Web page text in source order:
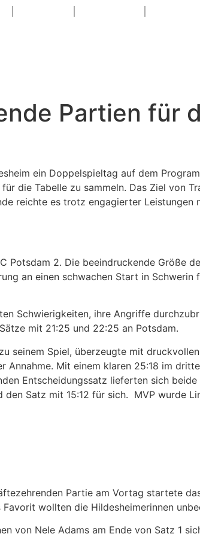
Partien für
ein Doppelspieltag auf dem
die Tabelle zu sammeln. Das Ziel von
reichte es trotz engagierter
Potsdam 2. Die beeindruckende Größe
an einen schwachen Start in
Schwierigkeiten, ihre Angriffe
mit 21:25 und 22:25 an Potsdam.
seinem Spiel, überzeugte mit
Mit einem klaren 25:18 im
Entscheidungssatz lieferten sich
Satz mit 15:12 für sich. MVP wurde
Partie am Vortag startete
wollten die Hildesheimerinnen
von Nele Adams am Ende von Satz 1